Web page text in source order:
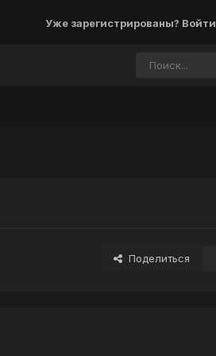
Уже зарегистрированы? Войти
Поделиться